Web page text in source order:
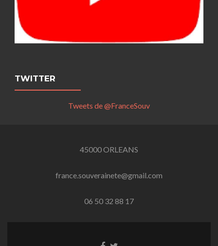
TWITTER
Tweets de @FranceSouv
45000 ORLEANS
france.souverainete@gmail.com
06 50 32 88 17